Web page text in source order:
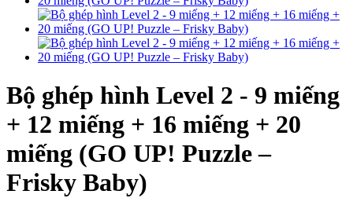
Bộ ghép hình Level 2 - 9 miếng
+ 12 miếng + 16 miếng + 20
miếng (GO UP! Puzzle –
Frisky Baby)